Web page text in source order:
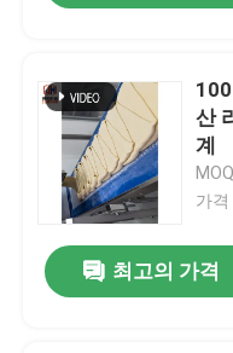
산
계
가
최고의 가격